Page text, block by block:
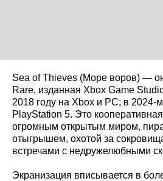
Sea of Thieves (Море воров) —
Rare, изданная Xbox Game
2018 году на Xbox и PC; в 2024-
PlayStation 5. Это
огромным открытым миром,
отыгрышем, охотой за
встречами с недружелюбными
Экранизация вписывается в